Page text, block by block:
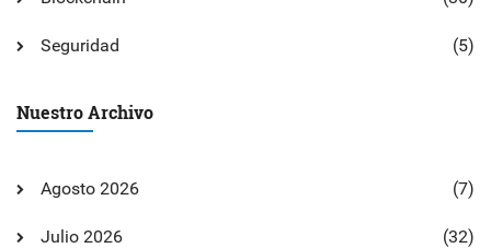
Seguridad (5)
Nuestro Archivo
Agosto 2026 (7)
Julio 2026 (32)